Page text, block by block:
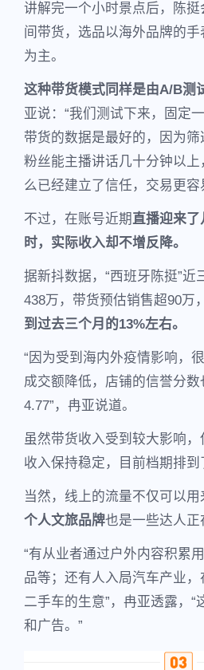
讲解完一个小时景点后，陈
间带货，选品以海外品牌的
为主。
这种带货模式同样是由A/B测
亚说：“我们测试下来，固定
带货的数据是最好的，因为
粉丝能主播讲话几十分钟以
么已经建立了信任，交易更容
不过，在账号近期直播迎来了
时，实际收入却不增反降。
据新抖数据，“西班牙陈挺”近
438万，带货预估销售超90万，
到过去三个月的13%左右。
“因为受到海内外疫情影响，
成交额降低，店铺的信誉分数
4.77”，冉亚说道。
虽然带货收入受到较大影响，
收入保持稳定，目前档期排到
当然，线上的流量不仅可以
个人文旅品牌也是一些达人正
“有从业者通过户外内容积累
品等；还有人入局汽车产业
二手车的生意”，冉亚透露，“
和广告。”